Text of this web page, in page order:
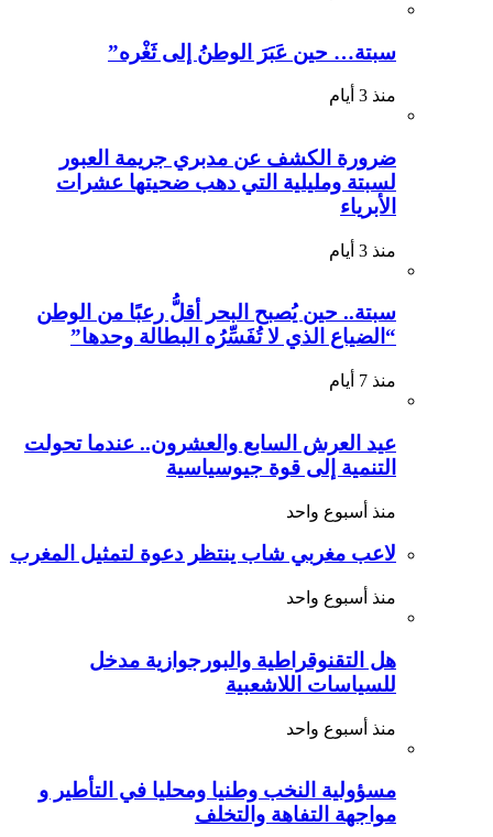
سبتة… حين عَبَرَ الوطنُ إلى ثَغْره”
منذ 3 أيام
ضرورة الكشف عن مدبري جريمة العبور
لسبتة ومليلية التي دهب ضحيتها عشرات
الأبرياء
منذ 3 أيام
سبتة.. حين يُصبح البحر أقلُّ رعبًا من الوطن
“الضياع الذي لا تُفَسِّرُه البطالة وحدها”
منذ 7 أيام
عيد العرش السابع والعشرون.. عندما تحولت
التنمية إلى قوة جيوسياسية
منذ أسبوع واحد
لاعب مغربي شاب ينتظر دعوة لتمثيل المغرب
منذ أسبوع واحد
هل التقنوقراطية والبورجوازية مدخل
للسياسات اللاشعبية
منذ أسبوع واحد
مسؤولية النخب وطنيا ومحليا في التأطير و
مواجهة التفاهة والتخلف